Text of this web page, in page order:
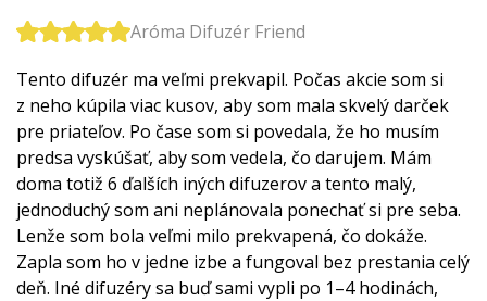
Aróma Difuzér Friend
Tento difuzér ma veľmi prekvapil. Počas akcie som si
z neho kúpila viac kusov, aby som mala skvelý darček
pre priateľov. Po čase som si povedala, že ho musím
predsa vyskúšať, aby som vedela, čo darujem. Mám
doma totiž 6 ďalších iných difuzerov a tento malý,
jednoduchý som ani neplánovala ponechať si pre seba.
Lenže som bola veľmi milo prekvapená, čo dokáže.
Zapla som ho v jedne izbe a fungoval bez prestania celý
deň. Iné difuzéry sa buď sami vypli po 1–4 hodinách,